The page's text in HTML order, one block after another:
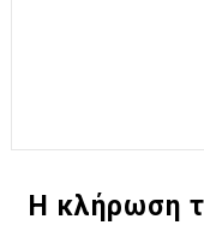
Η κλήρωση